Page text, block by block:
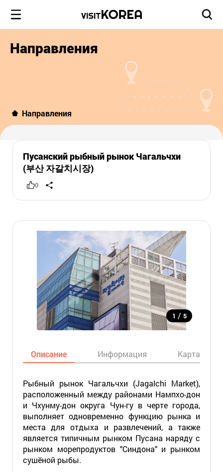
Направления
Направления
Пусанский рыбный рынок Чагальчхи
(부산 자갈치시장)
0
1 / 5
Описание Информация Карта
Рыбный рынок Чагальчхи (Jagalchi Market),
расположенный между районами Нампхо-дон
и Чхунму-дон округа Чун-гу в черте города,
выполняет одновременно функцию рынка и
места для отдыха и развлечений, а также
является типичным рынком Пусана наряду с
рынком морепродуктов "Синдона" и рынком
сушёной рыбы.